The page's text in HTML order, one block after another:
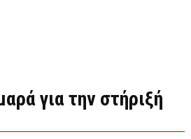
για την στήριξή